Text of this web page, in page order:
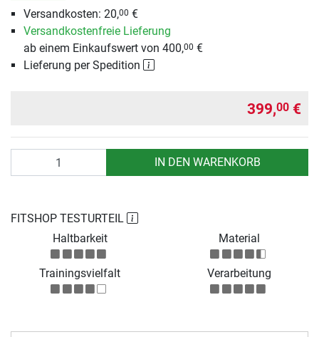
Versandkosten: 20,00 €
Versandkostenfreie Lieferung
ab einem Einkaufswert von 400,00 €
Lieferung per Spedition
399,00 €
IN DEN WARENKORB
FITSHOP TESTURTEIL
Haltbarkeit
Material
Trainingsvielfalt Verarbeitung